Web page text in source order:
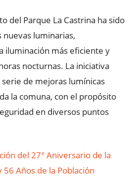
del Parque La Castrina ha sido
luminarias,
iluminación más eficiente y
nocturnas. La iniciativa
de mejoras lumínicas
la comuna, con el propósito
en diversos puntos
del 27° Aniversario de la
56 Años de la Población